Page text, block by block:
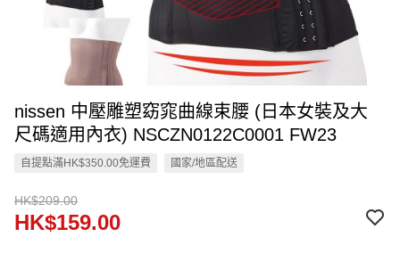
nissen 中壓雕塑窈窕曲線束腰 (日本女裝及大
尺碼適用內衣) NSCZN0122C0001 FW23
自提點滿HK$350.00免運費 國家/地區配送
HK$209.00
HK$159.00